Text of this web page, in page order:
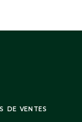
DE VENTES